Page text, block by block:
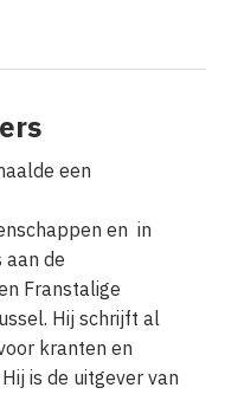
een
en in
aan de
Franstalige
Hij schrijft al
kranten en
is de uitgever van